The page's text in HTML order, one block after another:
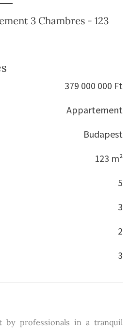
3 Chambres - 123
379 000 000 Ft
Appartement
Budapest
123 m²
5
3
2
3
by professionals in a tranquil